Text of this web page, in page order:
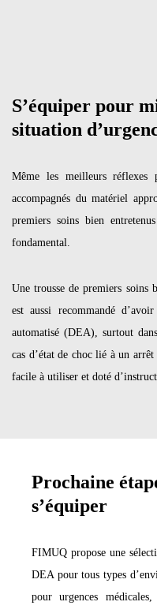
S’équiper pour
situation
Même les meilleurs réflexes
accompagnés du matériel
premiers soins bien
fondamental.
Une trousse de premiers
est aussi recommandé
automatisé (DEA), surtout
cas d’état de choc lié à un
facile à utiliser et doté
Prochaine
s’équiper
FIMUQ propose une
DEA pour tous types
pour urgences